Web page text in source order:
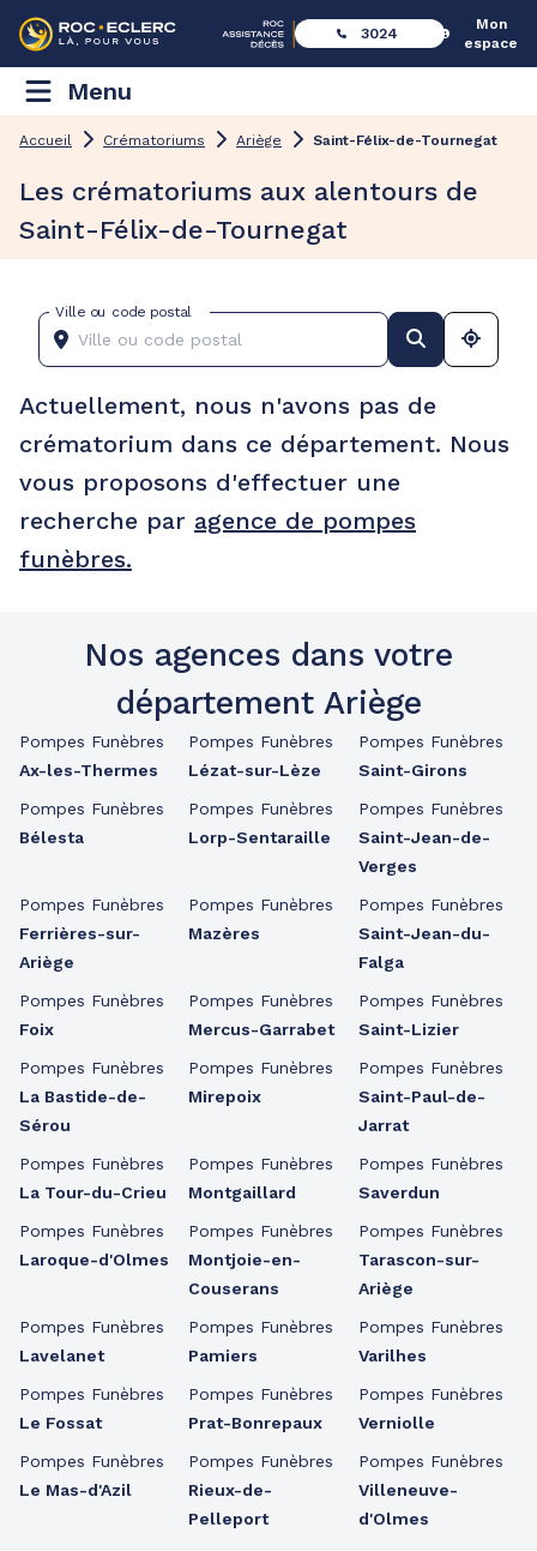
3024
Mon
espace
Menu
Accueil Crématoriums Ariège Saint-Félix-de-Tournegat
Les crématoriums aux alentours de
Saint-Félix-de-Tournegat
Ville ou code postal
Actuellement, nous n'avons pas de
crématorium dans ce département. Nous
vous proposons d'effectuer une
recherche par agence de pompes
funèbres.
Nos agences dans votre
département Ariège
Pompes Funèbres
Ax-les-Thermes
Pompes Funèbres
Bélesta
Pompes Funèbres
Ferrières-sur-
Ariège
Pompes Funèbres
Foix
Pompes Funèbres
La Bastide-de-
Sérou
Pompes Funèbres
La Tour-du-Crieu
Pompes Funèbres
Laroque-d'Olmes
Pompes Funèbres
Lavelanet
Pompes Funèbres
Le Fossat
Pompes Funèbres
Le Mas-d'Azil
Pompes Funèbres
Lézat-sur-Lèze
Pompes Funèbres
Lorp-Sentaraille
Pompes Funèbres
Mazères
Pompes Funèbres
Mercus-Garrabet
Pompes Funèbres
Mirepoix
Pompes Funèbres
Montgaillard
Pompes Funèbres
Montjoie-en-
Couserans
Pompes Funèbres
Pamiers
Pompes Funèbres
Prat-Bonrepaux
Pompes Funèbres
Rieux-de-
Pelleport
Pompes Funèbres
Saint-Girons
Pompes Funèbres
Saint-Jean-de-
Verges
Pompes Funèbres
Saint-Jean-du-
Falga
Pompes Funèbres
Saint-Lizier
Pompes Funèbres
Saint-Paul-de-
Jarrat
Pompes Funèbres
Saverdun
Pompes Funèbres
Tarascon-sur-
Ariège
Pompes Funèbres
Varilhes
Pompes Funèbres
Verniolle
Pompes Funèbres
Villeneuve-
d'Olmes